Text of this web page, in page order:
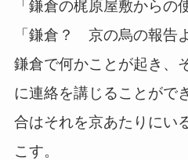
「鎌倉の梶原屋敷からの
「鎌倉？ 京の烏の報告
鎌倉で何かことが起き、
に連絡を講じることがで
合はそれを京あたりにい
こす。